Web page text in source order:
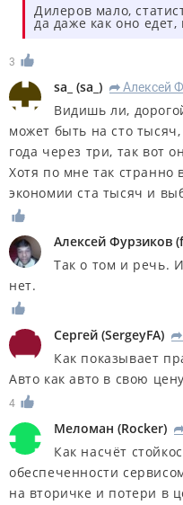
Дилеров мало,
да даже как оно
3
sa_ (sa_ ) R Алексей
Видишь ли,
может быть на сто
года через три, так вот
Хотя по мне так странно
экономии ста тысяч и
Алексей Фурзиков (
Так о том и речь.
нет.
Сергей (SergeyFA) R
Как показывает
Авто как авто в свою
4
Меломан (Rocker)
Как насчёт
обеспеченности
на вторичке и потери в